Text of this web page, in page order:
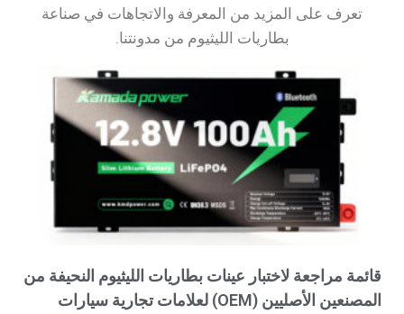
تعرف على المزيد من المعرفة والاتجاهات في صناعة
بطاريات الليثيوم من مدونتنا.
قائمة مراجعة لاختبار عينات بطاريات الليثيوم النحيفة من
المصنعين الأصليين (OEM) لعلامات تجارية سيارات